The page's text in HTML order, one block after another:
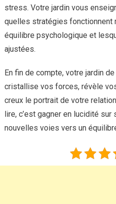
stress. Votre jardin vous
quelles stratégies fonctionnent
équilibre psychologique et
ajustées.
En fin de compte, votre jardin de
cristallise vos forces, révèle
creux le portrait de votre
lire, c’est gagner en lucidité
nouvelles voies vers un